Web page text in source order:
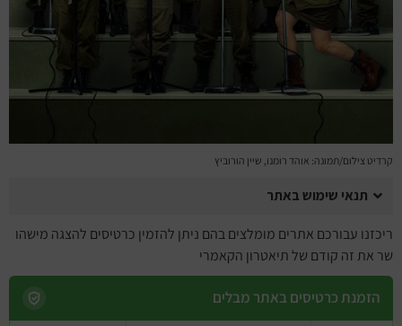
סרטים
חופשה והופעה
קרדיט צילום/תמונה: אוהד רומנו, שיין הורוביץ
תנאי שימוש באתר
ריכזנו עבורכם אתרים מומלצים בהם ניתן להזמין כרטיסים להצגה מישהו
שר את זה קודם של תיאטרון הקאמרי
הזמנת כרטיסים באתר מבלים